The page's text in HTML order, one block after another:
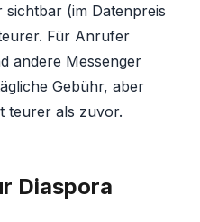
(im Datenpreis
Für Anrufer
andere Messenger
Gebühr, aber
teurer als zuvor.
Diaspora